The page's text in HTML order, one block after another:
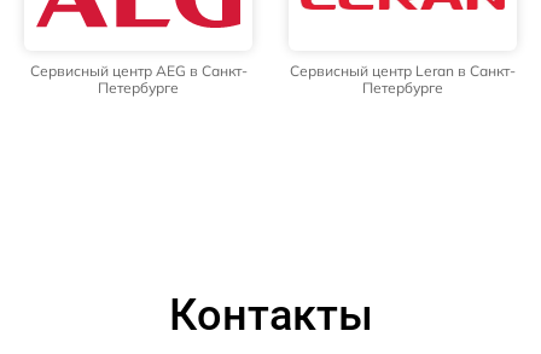
Сервисный центр AEG в Санкт-
Петербурге
Сервисный центр Leran в Санкт-
Петербурге
Контакты